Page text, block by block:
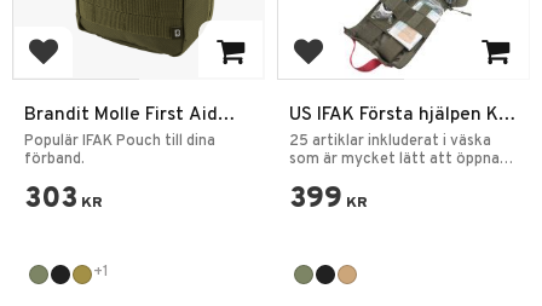
Add to favorites
Brandit Molle First Aid
Pouch Large
Populär IFAK Pouch till dina
förband.
303 KR
+1
Add to favorites
US IFAK Första hjälpen Kit
25pcs Pouch Lasercut
25 artiklar inkluderat i väska
som är mycket lätt att öppna
399 KR